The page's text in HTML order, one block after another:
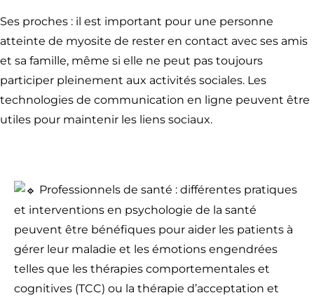
Ses proches : il est important pour une personne
atteinte de myosite de rester en contact avec ses amis
et sa famille, même si elle ne peut pas toujours
participer pleinement aux activités sociales. Les
technologies de communication en ligne peuvent être
utiles pour maintenir les liens sociaux.
Professionnels de santé : différentes pratiques
et interventions en psychologie de la santé
peuvent être bénéfiques pour aider les patients à
gérer leur maladie et les émotions engendrées
telles que les thérapies comportementales et
cognitives (TCC) ou la thérapie d’acceptation et